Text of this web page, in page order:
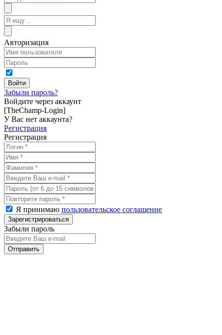
Авторизация
Забыли пароль?
Войдите через аккаунт
[TheChamp-Login]
У Вас нет аккаунта?
Регистрация
Регистрация
Я принимаю пользовательское соглашение
Забыли пароль